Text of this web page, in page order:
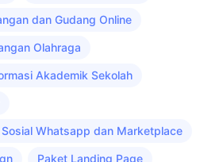
dan Gudang Online
Olahraga
Akademik Sekolah
Whatsapp dan Marketplace
Paket Landing Page